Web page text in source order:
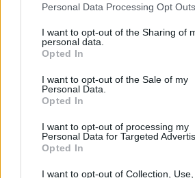
Personal Data Processing Opt Outs
I want to opt-out of the Sharing of
personal data.
Opted In
I want to opt-out of the Sale of my
Personal Data.
Opted In
I want to opt-out of processing my
Personal Data for Targeted
Opted In
I want to opt-out of Collection, Use,
Spelfestival
flyttar in i Folkets
Under två dagar i
september samlas gamla
och nya spelkonsoler i
Nu
reda